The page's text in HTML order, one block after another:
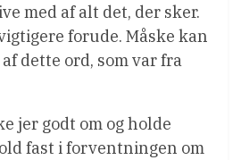
med af alt det, der sker.
forude. Måske kan
dette ord, som var fra
jer godt om og holde
fast i forventningen om